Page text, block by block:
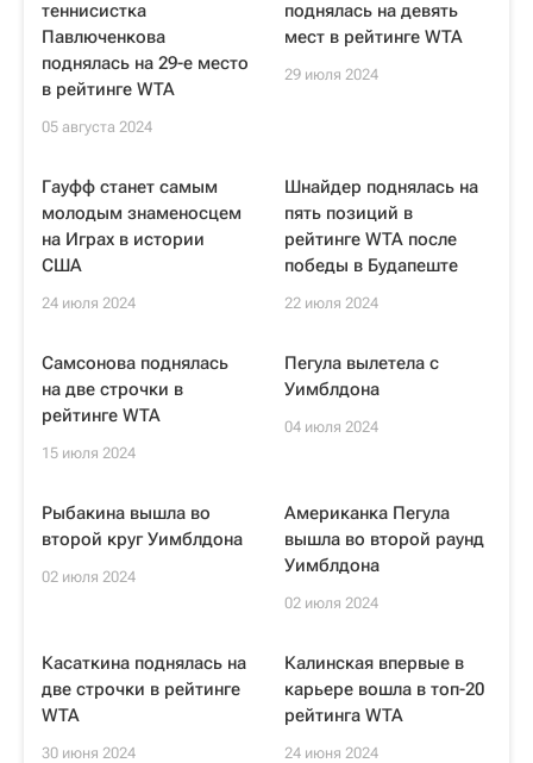
теннисистка
Павлюченкова
поднялась на 29-е место
в рейтинге WTA
05 августа 2024
поднялась на девять
мест в рейтинге WTA
29 июля 2024
Гауфф станет самым
молодым знаменосцем
на Играх в истории
США
24 июля 2024
Шнайдер поднялась на
пять позиций в
рейтинге WTA после
победы в Будапеште
22 июля 2024
Самсонова поднялась
на две строчки в
рейтинге WTA
15 июля 2024
Пегула вылетела с
Уимблдона
04 июля 2024
Рыбакина вышла во
второй круг Уимблдона
02 июля 2024
Американка Пегула
вышла во второй раунд
Уимблдона
02 июля 2024
Касаткина поднялась на
две строчки в рейтинге
WTA
30 июня 2024
Калинская впервые в
карьере вошла в топ-20
рейтинга WTA
24 июня 2024